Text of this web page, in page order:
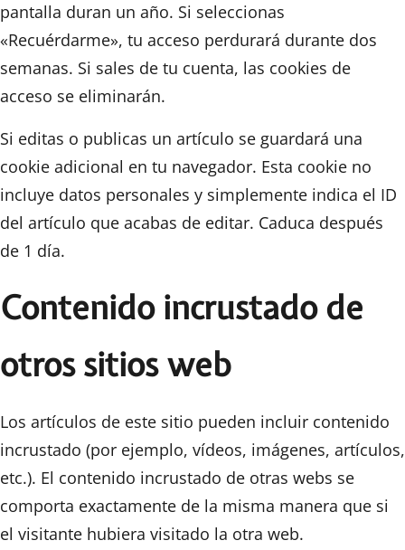
pantalla duran un año. Si seleccionas
«Recuérdarme», tu acceso perdurará durante dos
semanas. Si sales de tu cuenta, las cookies de
acceso se eliminarán.
Si editas o publicas un artículo se guardará una
cookie adicional en tu navegador. Esta cookie no
incluye datos personales y simplemente indica el ID
del artículo que acabas de editar. Caduca después
de 1 día.
Contenido incrustado de
otros sitios web
Los artículos de este sitio pueden incluir contenido
incrustado (por ejemplo, vídeos, imágenes, artículos,
etc.). El contenido incrustado de otras webs se
comporta exactamente de la misma manera que si
el visitante hubiera visitado la otra web.